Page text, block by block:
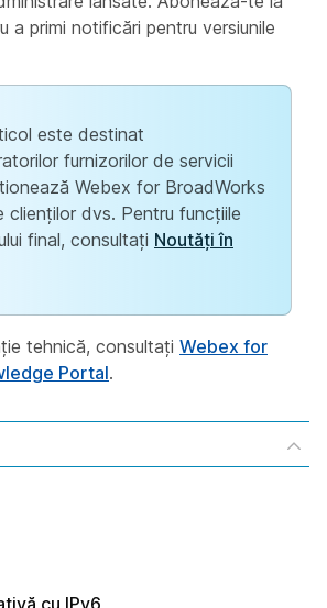
a primi notificări pentru versiunile
este destinat
furnizorilor de servicii
Webex for BroadWorks
clienților dvs. Pentru funcțiile
final, consultați Noutăți în
tehnică, consultați Webex for
Portal.
cu IPv6